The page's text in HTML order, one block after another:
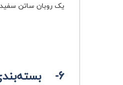
یک روبان ساتن
6-